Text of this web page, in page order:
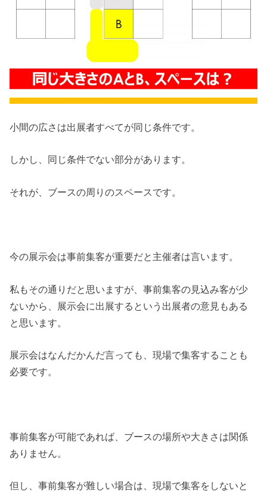
小間の広さは出展者すべてが同じ条件です。
しかし、同じ条件でない部分があります。
それが、ブースの周りのスペースです。
今の展示会は事前集客が重要だと主催者は言います。
私もその通りだと思いますが、事前集客の見込み客が少
ないから、展示会に出展するという出展者の意見もある
と思います。
展示会はなんだかんだ言っても、現場で集客することも
必要です。
事前集客が可能であれば、ブースの場所や大きさは関係
ありません。
但し、事前集客が難しい場合は、現場で集客をしないと